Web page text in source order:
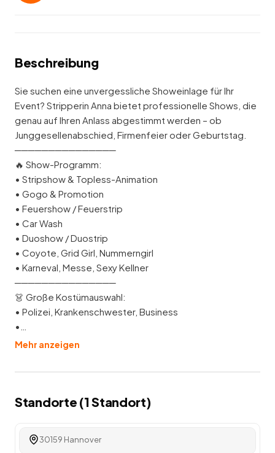
Beschreibung
Sie suchen eine unvergessliche Showeinlage für Ihr
Event? Stripperin Anna bietet professionelle Shows, die
genau auf Ihren Anlass abgestimmt werden – ob
Junggesellenabschied, Firmenfeier oder Geburtstag.
───────────────
🔥 Show-Programm:
• Stripshow & Topless-Animation
• Gogo & Promotion
• Feuershow / Feuerstrip
• Car Wash
• Duoshow / Duostrip
• Coyote, Grid Girl, Nummerngirl
• Karneval, Messe, Sexy Kellner
───────────────
👗 Große Kostümauswahl:
• Polizei, Krankenschwester, Business
•…
Mehr anzeigen
Standorte (1Standort)
30159 Hannover